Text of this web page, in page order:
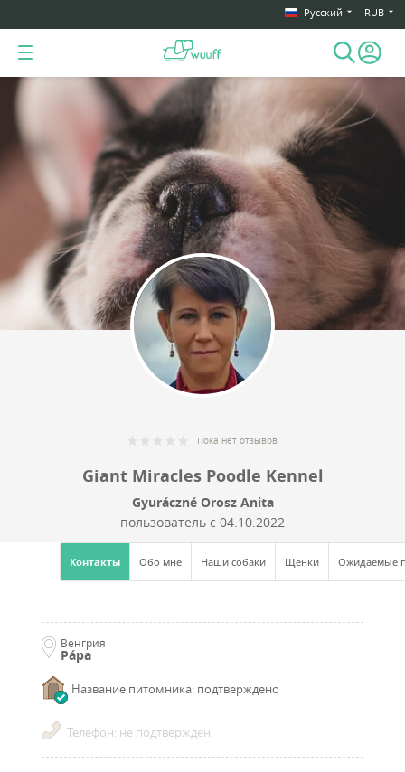
Русский RUB
Пока нет отзывов
Giant Miracles Poodle Kennel
Gyuráczné Orosz Anita
пользователь с 04.10.2022
Контакты Обо мне Наши собаки Щенки Ожидаемые
Венгрия
Pápa
Название питомника: подтверждено
Телефон: не подтвержден